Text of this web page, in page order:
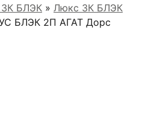
БЛЭК » Люкс 3К БЛЭК
БЛЭК 2П АГАТ Дорс